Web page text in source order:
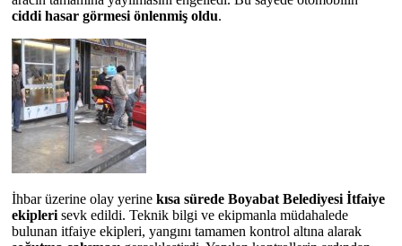
ciddi hasar görmesi önlenmiş oldu.
İhbar üzerine olay yerine kısa sürede Boyabat Belediyesi İtfaiye
ekipleri sevk edildi. Teknik bilgi ve ekipmanla müdahalede
bulunan itfaiye ekipleri, yangını tamamen kontrol altına alarak